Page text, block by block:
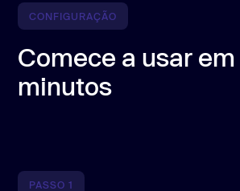
CONFIGURAÇÃO
Comece a usar
minutos
PASSO 1